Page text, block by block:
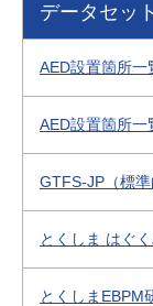
データセッ
AED設置箇所一
AED設置箇所一
GTFS-JP（標準
とくしま はぐ
とくしまEBPM